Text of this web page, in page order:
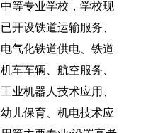
中等专业学校，学校现
已开设铁道运输服务、
电气化铁道供电、铁道
机车车辆、航空服务、
工业机器人技术应用、
幼儿保育、机电技术应